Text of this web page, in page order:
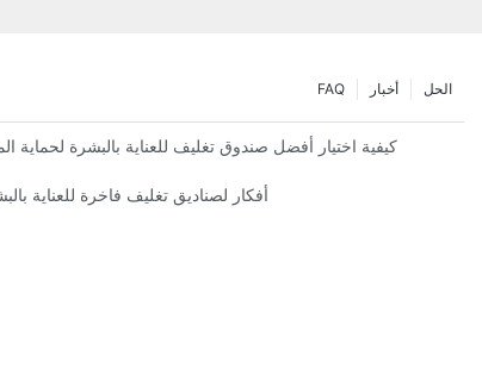
الحل أخبار FAQ
كيفية اختيار أفضل صندوق تغليف للعناية بالبشرة لحماية
أفكار لصناديق تغليف فاخرة للعناية